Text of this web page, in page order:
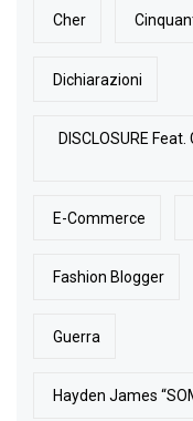
Cher
Dichiarazioni
DISCLOSURE
E-Commerce
Fashion Blogger
Guerra
Hayden James